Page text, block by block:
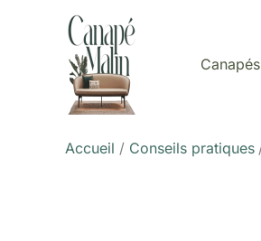
Canapés
Accueil Conseils pratiques